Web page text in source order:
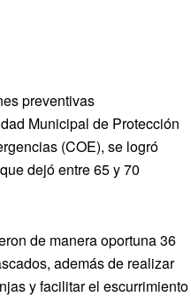
preventivas
Municipal de Protección
(COE), se logró
dejó entre 65 y 70
de manera oportuna 36
además de realizar
y facilitar el escurrimiento